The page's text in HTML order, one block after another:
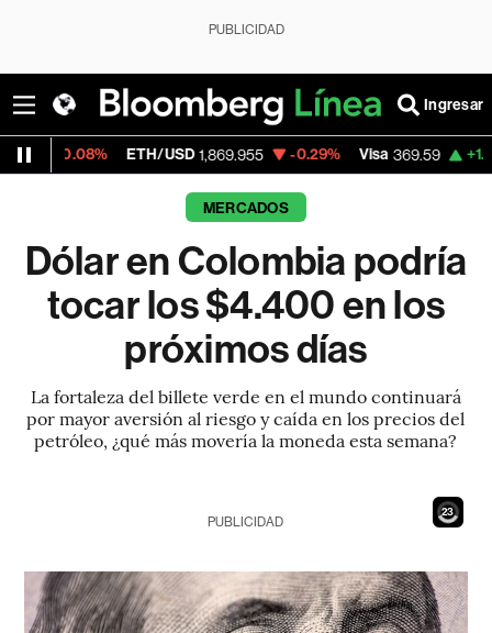
PUBLICIDAD
Ingresar
ETH/USD 1,869.955 -0.29% Visa 369.59 +1.07%
MERCADOS
Dólar en Colombia podría
tocar los $4.400 en los
próximos días
La fortaleza del billete verde en el mundo continuará
por mayor aversión al riesgo y caída en los precios del
petróleo, ¿qué más movería la moneda esta semana?
21
PUBLICIDAD